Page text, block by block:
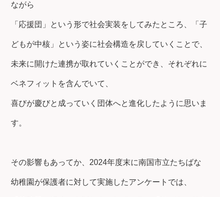
ながら
「応援団」という形で社会実装をしてみたところ、「子
どもが中核」という姿に社会構造を戻していくことで、
未来に開けた連携が取れていくことができ、それぞれに
ベネフィットを含んでいて、
喜びが慶びと成っていく団体へと進化したように思いま
す。
その影響もあってか、2024年度末に南国市立たちばな
幼稚園が保護者に対して実施したアンケートでは、